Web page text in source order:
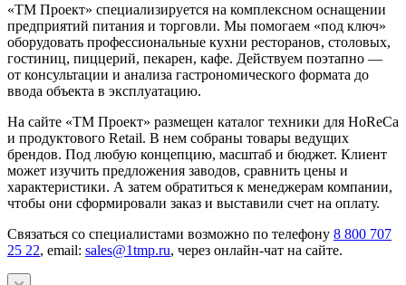
«ТМ Проект» специализируется на комплексном оснащении
предприятий питания и торговли. Мы помогаем «под ключ»
оборудовать профессиональные кухни ресторанов, столовых,
гостиниц, пиццерий, пекарен, кафе. Действуем поэтапно —
от консультации и анализа гастрономического формата до
ввода объекта в эксплуатацию.
На сайте «ТМ Проект» размещен каталог техники для HoReCa
и продуктового Retail. В нем собраны товары ведущих
брендов. Под любую концепцию, масштаб и бюджет. Клиент
может изучить предложения заводов, сравнить цены и
характеристики. А затем обратиться к менеджерам компании,
чтобы они сформировали заказ и выставили счет на оплату.
Связаться со специалистами возможно по телефону 8 800 707
25 22, email: sales@1tmp.ru, через онлайн-чат на сайте.